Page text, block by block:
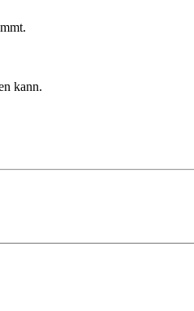
kann.